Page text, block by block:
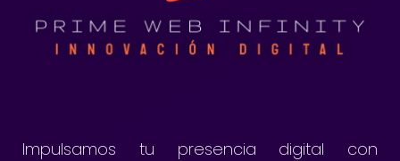
Impulsamos tu presencia digital con